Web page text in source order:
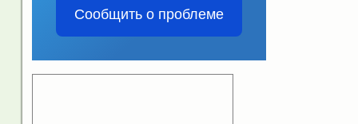
Сообщить о проблеме